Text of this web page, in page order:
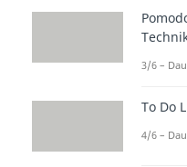
n-
3/6 –
To Do
4/6 –